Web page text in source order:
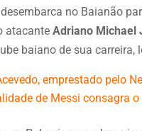
no Baianão
atacanteAdriano Michael
baiano de sua
emprestado pelo
de Messi consagra